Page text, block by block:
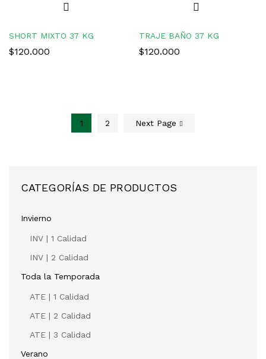
SHORT MIXTO 37 KG
$120.000
TRAJE BAÑO 37 KG
$120.000
1 2 Next Page
CATEGORÍAS DE PRODUCTOS
Invierno
INV | 1 Calidad
INV | 2 Calidad
Toda la Temporada
ATE | 1 Calidad
ATE | 2 Calidad
ATE | 3 Calidad
Verano